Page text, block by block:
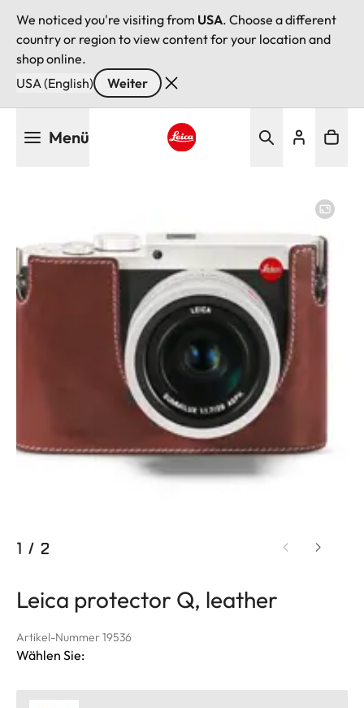
We noticed you're visiting from USA. Choose a different
country or region to view content for your location and
shop online.
USA (English)
Weiter
Menü
1 / 2
Leica protector Q, leather
Artikel-Nummer 19536
Wählen Sie: